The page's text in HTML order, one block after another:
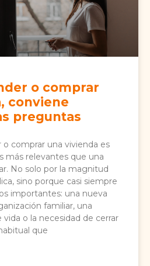
o comprar
conviene
preguntas
comprar una vivienda es
más relevantes que una
No solo por la magnitud
sino porque casi siempre
importantes: una nueva
familiar, una
vida o la necesidad de cerrar
que